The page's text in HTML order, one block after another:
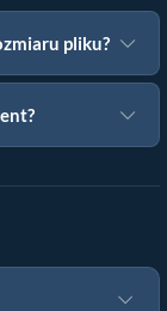
pliku?